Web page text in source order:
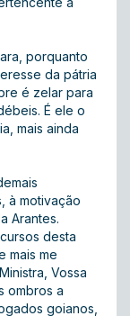
porquanto
da pátria
é zelar para
É ele o
mais ainda
à motivação
Arantes.
desta
mais me
Vossa
ombros a
goianos,